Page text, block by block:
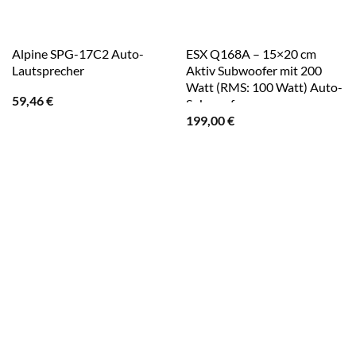
Alpine SPG-17C2 Auto-
Lautsprecher
59,46€
ESX Q168A – 15×20 cm
Aktiv Subwoofer mit 200
Watt (RMS: 100 Watt) Auto-
Subwoofer
199,00€